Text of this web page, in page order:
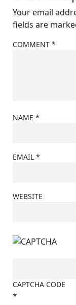
Your email
fields are
COMMENT *
NAME *
EMAIL *
WEBSITE
CAPTCHA CODE
*